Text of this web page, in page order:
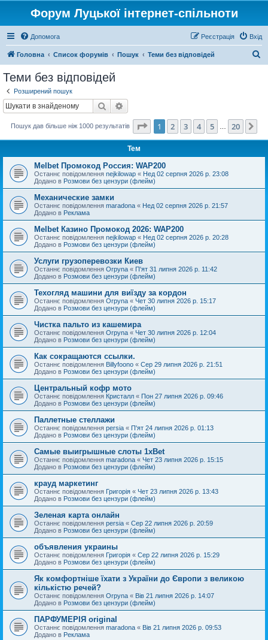
Форум Луцької інтернет-спільноти
Допомога Вхід
Реєстрація
Головна Список форумів Пошук Теми без відповідей
Теми без відповідей
Розширений пошук
Пошук
Пошук дав більше ніж 1000 результатів Сторінка 1 20
1 2 3 4 5 20
Тем
Melbet Промокод Россия: WAP200
Останнє повідомлення nejkilowap « Нед 02 серпня 2026 р. 23:08
Додано в Розмови без цензури (флейм)
Механические замки
Останнє повідомлення maradona « Нед 02 серпня 2026 р. 21:57
Додано в Реклама
Melbet Казино Промокод 2026: WAP200
Останнє повідомлення nejkilowap « Нед 02 серпня 2026 р. 20:28
Додано в Розмови без цензури (флейм)
Услуги грузоперевозки Киев
Останнє повідомлення Orpyna « П'ят 31 липня 2026 р. 11:42
Додано в Розмови без цензури (флейм)
Техогляд машини для виїзду за кордон
Останнє повідомлення Orpyna « Чет 30 липня 2026 р. 15:17
Додано в Розмови без цензури (флейм)
Чистка пальто из кашемира
Останнє повідомлення Orpyna « Чет 30 липня 2026 р. 12:04
Додано в Розмови без цензури (флейм)
Как сокращаются ссылки.
Останнє повідомлення Billyfoono « Сер 29 липня 2026 р. 21:51
Додано в Розмови без цензури (флейм)
Центральный кофр мото
Останнє повідомлення Кристалл « Пон 27 липня 2026 р. 09:46
Додано в Розмови без цензури (флейм)
Паллетные стеллажи
Останнє повідомлення persia « П'ят 24 липня 2026 р. 01:13
Додано в Розмови без цензури (флейм)
Самые выигрышные слоты 1xBet
Останнє повідомлення maradona « Чет 23 липня 2026 р. 15:15
Додано в Розмови без цензури (флейм)
крауд маркетинг
Останнє повідомлення Григорія « Чет 23 липня 2026 р. 13:43
Додано в Розмови без цензури (флейм)
Зеленая карта онлайн
Останнє повідомлення persia « Сер 22 липня 2026 р. 20:59
Додано в Розмови без цензури (флейм)
объявления украины
Останнє повідомлення Григорія « Сер 22 липня 2026 р. 15:29
Додано в Розмови без цензури (флейм)
Як комфортніше їхати з України до Європи з великою
кількістю речей?
Останнє повідомлення Orpyna « Вів 21 липня 2026 р. 14:07
Додано в Розмови без цензури (флейм)
ПАРФУМЕРІЯ original
Останнє повідомлення maradona « Вів 21 липня 2026 р. 09:53
Додано в Реклама